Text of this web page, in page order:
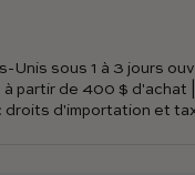
Unis sous 1 à 3 jours
partir de 400 $ d'achat
droits d'importation et